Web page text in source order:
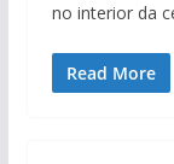
no interior da
Read More